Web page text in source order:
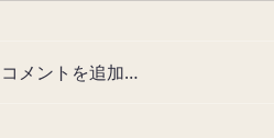
した👏 スタミナ満点♪ 夏バテ予防
コメントを追加…